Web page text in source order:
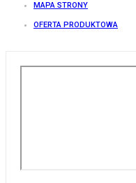
MAPA STRONY
OFERTA PRODUKTOWA